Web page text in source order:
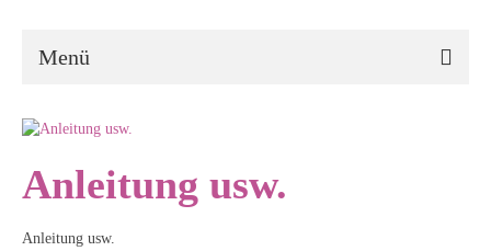
Menü
Anleitung usw.
Anleitung usw.